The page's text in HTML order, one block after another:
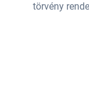
törvény